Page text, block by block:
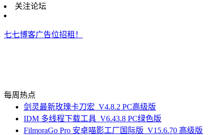
关注论坛
七七博客广告位招租！
每周热点
剑灵最新玫瑰卡刀宏_V4.8.2 PC高级版
IDM 多线程下载工具_V6.43.8 PC绿色版
FilmoraGo Pro 安卓喵影工厂国际版_V15.6.70 高级版